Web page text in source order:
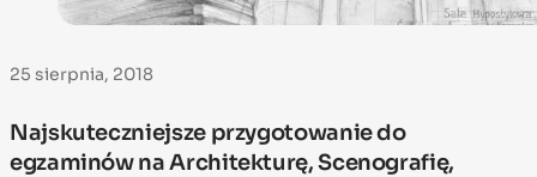
25 sierpnia, 2018
Najskuteczniejsze przygotowanie do
egzaminów na Architekturę, Scenografię,